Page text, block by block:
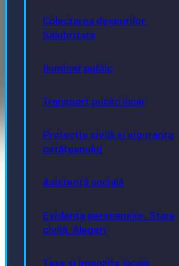
Colectarea deșeurilor.
Salubritate
Iluminat public
Transport public local
Protecție civilă și siguranța
cetățeanului
Asistență socială
Evidența persoanelor. Stare
civilă. Alegeri
Taxe și impozite locale
Solicitare ofertă preț pachet
dulciuri
Solicitare ofertă preț pachet
Solicitare ofertă preț pachet
preparate
e-